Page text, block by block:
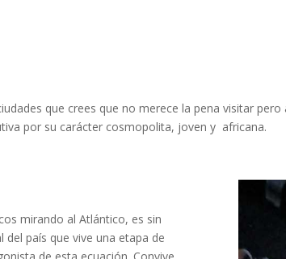
que crees que no merece la pena visitar
por su carácter cosmopolita, joven y africana.
mirando al Atlántico, es sin
país que vive una etapa de